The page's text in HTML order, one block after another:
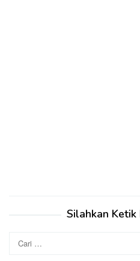
Silahkan Ketik
untuk: